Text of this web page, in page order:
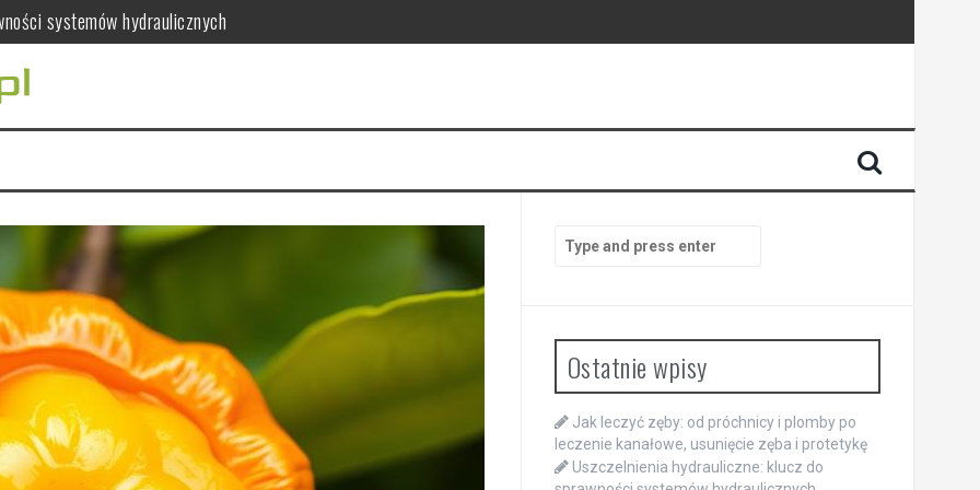
systemów hydraulicznych
dla zdrowia kobiet?
serca i mięśni
mandarynek
warto wiedzieć?
kanałowe, usunięcie zęba i protetykę
for:
Ostatnie wpisy
Jak leczyć zęby: od próchnicy i plomby po
leczenie kanałowe, usunięcie zęba i protetykę
Uszczelnienia hydrauliczne: klucz do